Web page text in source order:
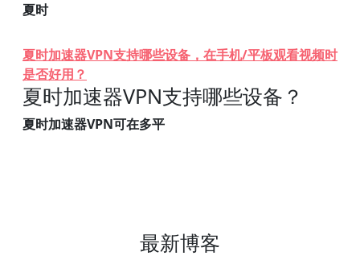
夏时
夏时加速器VPN支持哪些设备，在手机/平板观看视频时
是否好用？
夏时加速器VPN支持哪些设备？
夏时加速器VPN可在多平
最新博客